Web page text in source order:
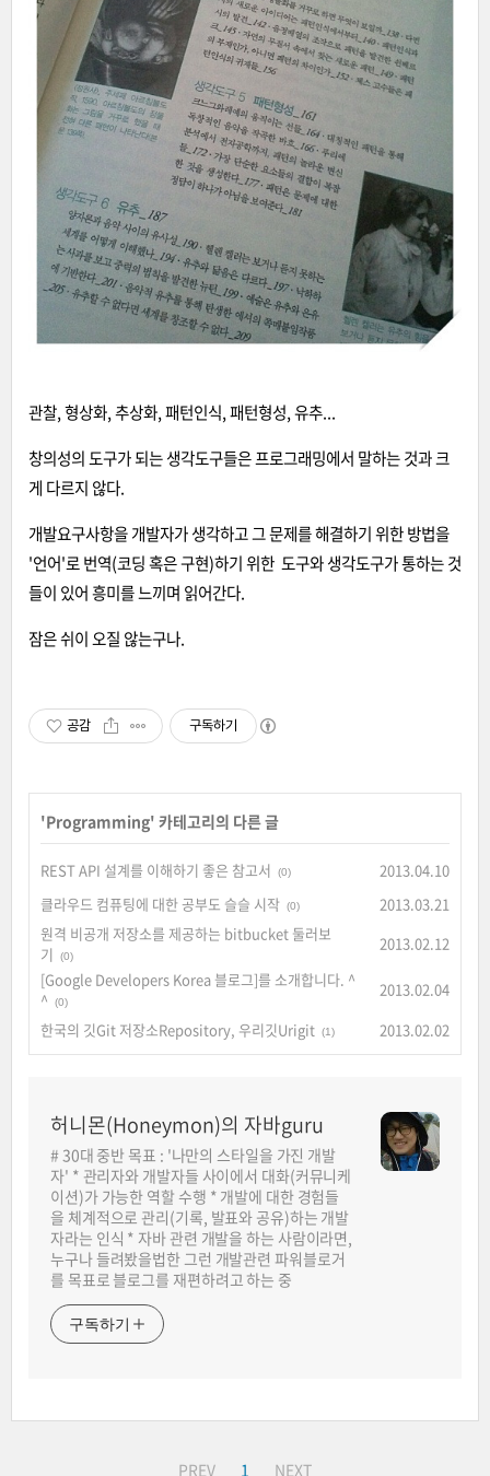
관찰, 형상화, 추상화, 패턴인식, 패턴형성, 유추...
창의성의 도구가 되는 생각도구들은 프로그래밍에서 말하는 것과 크
게 다르지 않다.
개발요구사항을 개발자가 생각하고 그 문제를 해결하기 위한 방법을
'언어'로 번역(코딩 혹은 구현)하기 위한 도구와 생각도구가 통하는 것
들이 있어 흥미를 느끼며 읽어간다.
잠은 쉬이 오질 않는구나.
공감 구독하기
'Programming' 카테고리의 다른 글
REST API 설계를 이해하기 좋은 참고서 (0)
2013.04.10
클라우드 컴퓨팅에 대한 공부도 슬슬 시작 (0)
2013.03.21
원격 비공개 저장소를 제공하는 bitbucket 둘러보
기
(0)
2013.02.12
[Google Developers Korea 블로그]를 소개합니다. ^
^
(0)
2013.02.04
한국의 깃Git 저장소Repository, 우리깃Urigit (1) 2013.02.02
허니몬(Honeymon)의 자바guru
# 30대 중반 목표 : '나만의 스타일을 가진 개발
자' * 관리자와 개발자들 사이에서 대화(커뮤니케
이션)가 가능한 역할 수행 * 개발에 대한 경험들
을 체계적으로 관리(기록, 발표와 공유)하는 개발
자라는 인식 * 자바 관련 개발을 하는 사람이라면,
누구나 들려봤을법한 그런 개발관련 파워블로거
를 목표로 블로그를 재편하려고 하는 중
구독하기
PREV 1 NEXT